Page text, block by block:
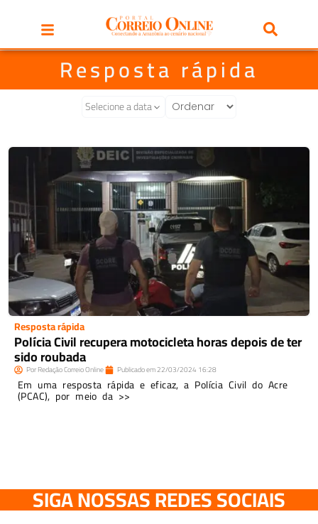
Resposta rápida
Selecione a data
Resposta rápida
Polícia Civil recupera motocicleta horas depois de ter
sido roubada
PorRedação Correio Online Publicado em22/03/2024 16:28
Em uma resposta rápida e eficaz, a Polícia Civil do Acre
(PCAC), por meio da >>
SIGA NOSSAS REDES SOCIAIS